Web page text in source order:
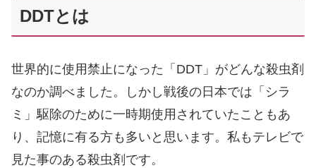
DDTとは
世界的に使用禁止になった「DDT」がどんな殺虫剤
なのか調べました。しかし戦後の日本では「シラ
ミ」駆除のために一時期使用されていたこともあ
り、記憶に有る方も多いと思います。私もテレビで
見た事のある殺虫剤です。